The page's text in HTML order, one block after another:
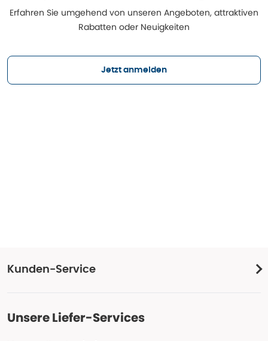
Erfahren Sie umgehend von unseren Angeboten, attraktiven
Rabatten oder Neuigkeiten
Jetzt anmelden
Kunden-Service
Unsere Liefer-Services